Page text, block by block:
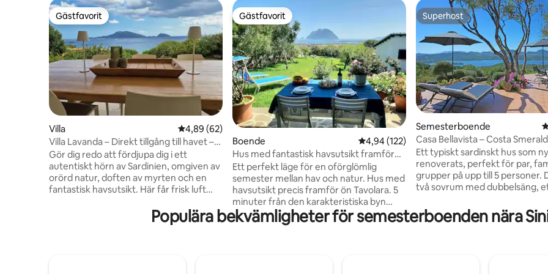
Gästfavorit
Gästfavorit
Villa 4,89 av 5 i genomsnittligt betyg, 62 omdömen
4,89 (62)
Villa Lavanda – Direkt tillgång till havet –
150 m
Gör dig redo att fördjupa dig i ett
autentiskt hörn av Sardinien, omgiven av
orörd natur, doften av myrten och en
fantastisk havsutsikt. Här får frisk luft
den panoramiska terrassen och den
stora trädgården runt huset. En privat
Gästfavorit
Gästfavorit
Boende 4,94 av 5 i genomsnittligt betyg, 122
4,94 (122)
Hus med fantastisk havsutsikt framför
Tavolara-ön
Ett perfekt läge för en oförglömlig
semester mellan hav och natur. Hus med
havsutsikt precis framför ön Tavolara. 5
minuter från den karakteristiska byn
Porto San Paolo och 10 minuter från de
vackraste stränderna på kusten som
Superhost
Superhost
Semesterboende
Casa Bellavista – Costa
Ett typiskt sardinskt hus som
renoverats, perfekt för par,
grupper på upp till 5 personer.
två sovrum med dubbelsäng,
tillgång till terrassen och en
ett loft med 2 enkelsängar.
perfekt för avkoppling
Populära bekvämligheter för semesterboenden nära